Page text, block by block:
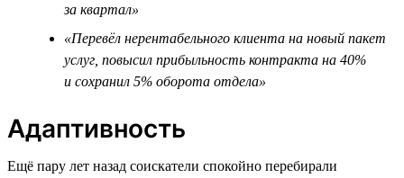
за квартал»
«Перевёл нерентабельного клиента на новый пакет
услуг, повысил прибыльность контракта на 40%
и сохранил 5% оборота отдела»
Адаптивность
Ещё пару лет назад соискатели спокойно перебирали